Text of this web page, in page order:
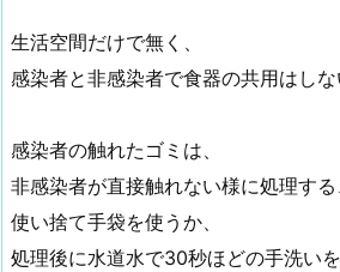
生活空間だけで無く、
感染者と非感染者で食器の共用はしな
感染者の触れたゴミは、
非感染者が直接触れない様に処理する
使い捨て手袋を使うか、
処理後に水道水で30秒ほどの手洗いを